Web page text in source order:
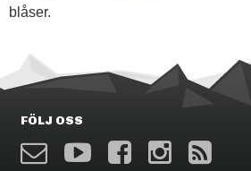
blåser.
FÖLJ OSS